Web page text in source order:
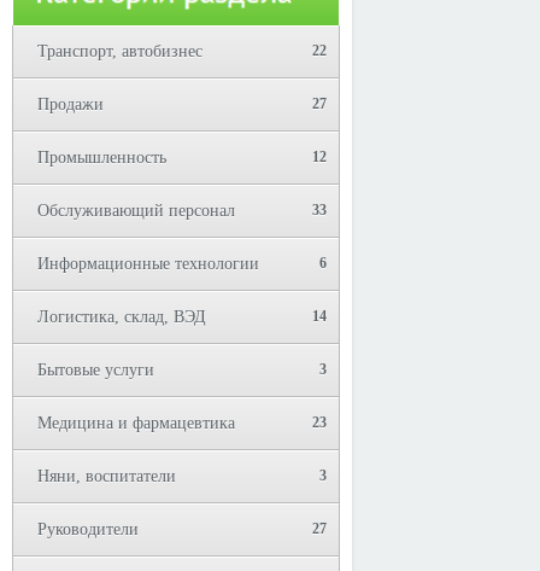
Транспорт, автобизнес 22
Продажи 27
Промышленность 12
Обслуживающий персонал 33
Информационные технологии 6
Логистика, склад, ВЭД 14
Бытовые услуги 3
Медицина и фармацевтика 23
Няни, воспитатели 3
Руководители 27